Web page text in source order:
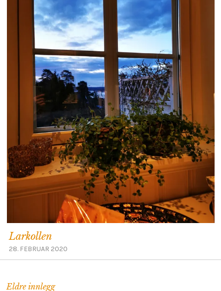
Larkollen
28. FEBRUAR 2020
Eldre innlegg